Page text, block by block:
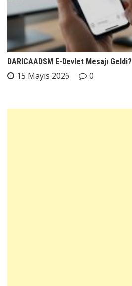
DARICAADSM E-Devlet Mesajı Geldi?
15 Mayıs 2026 0